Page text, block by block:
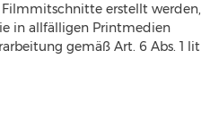
Filmmitschnitte erstellt werden,
in allfälligen Printmedien
gemäß Art. 6 Abs. 1 lit